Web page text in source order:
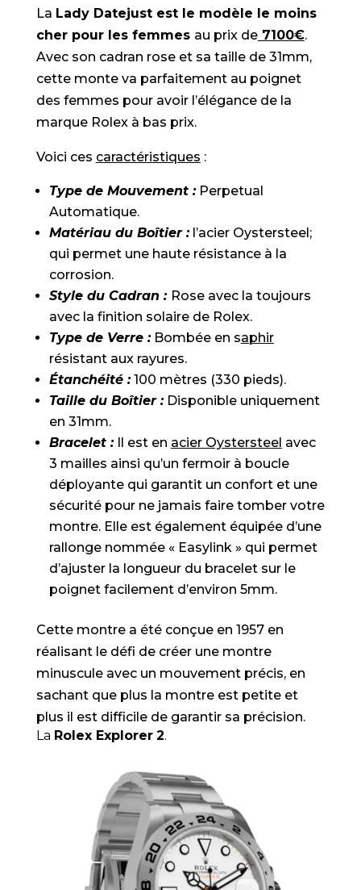
La Lady Datejust est le modèle le moins
cher pour les femmes au prix de7100€.
Avec son cadran rose et sa taille de 31mm,
cette monte va parfaitement au poignet
des femmes pour avoir l’élégance de la
marque Rolex à bas prix.
Voici ces caractéristiques :
Type de Mouvement :Perpetual
Automatique.
Matériau du Boîtier :l’acier Oystersteel;
qui permet une haute résistance à la
corrosion.
Style du Cadran : Rose avec la toujours
avec la finition solaire de Rolex.
Type de Verre :Bombée en saphir
résistant aux rayures.
Étanchéité :100 mètres (330 pieds).
Taille du Boîtier :Disponible uniquement
en 31mm.
Bracelet :Il est en acier Oystersteel avec
3 mailles ainsi qu’un fermoir à boucle
déployante qui garantit un confort et une
sécurité pour ne jamais faire tomber votre
montre. Elle est également équipée d’une
rallonge nommée « Easylink » qui permet
d’ajuster la longueur du bracelet sur le
poignet facilement d’environ 5mm.
Cette montre a été conçue en 1957 en
réalisant le défi de créer une montre
minuscule avec un mouvement précis, en
sachant que plus la montre est petite et
plus il est difficile de garantir sa précision.
La Rolex Explorer 2.